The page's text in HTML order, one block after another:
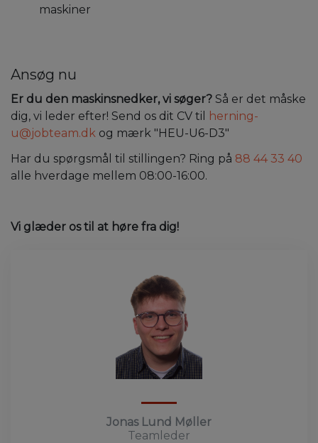
maskiner
Ansøg nu
Er du den maskinsnedker, vi søger? Så er det måske
dig, vi leder efter! Send os dit CV til
herning-
u@jobteam.dk og mærk "HEU-U6-D3"
Har du spørgsmål til stillingen? Ring på 88 44 33 40
alle hverdage mellem 08:00-16:00.
Vi glæder os til at høre fra dig!
Jonas Lund Møller
Teamleder